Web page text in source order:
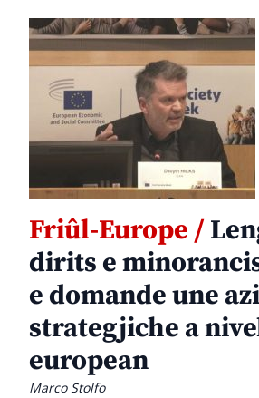
Friûl-Europe /
dirits e
e domande une
strategjiche a
european
Marco Stolfo